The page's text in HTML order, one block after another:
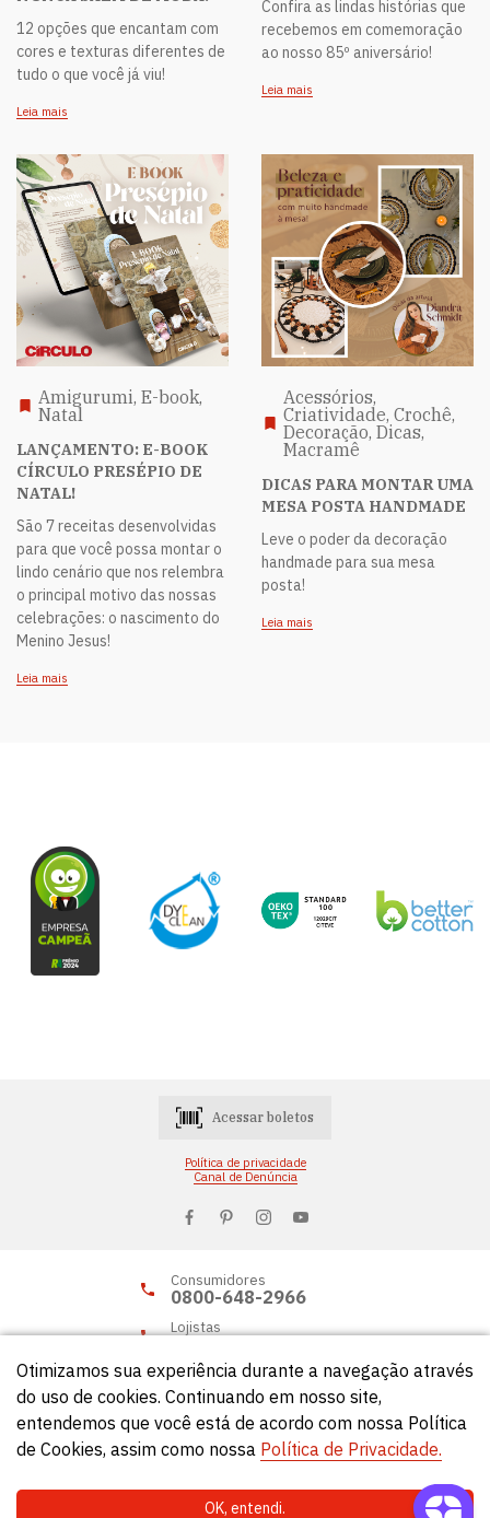
12 opções que encantam com
cores e texturas diferentes de
tudo o que você já viu!
Leia mais
Confira as lindas histórias que
recebemos em comemoração
ao nosso 85º aniversário!
Leia mais
Amigurumi, E-book,
Natal
LANÇAMENTO: E-BOOK
CÍRCULO PRESÉPIO DE
NATAL!
São 7 receitas desenvolvidas
para que você possa montar o
lindo cenário que nos relembra
o principal motivo das nossas
celebrações: o nascimento do
Menino Jesus!
Leia mais
Acessórios,
Criatividade, Crochê,
Decoração, Dicas,
Macramê
DICAS PARA MONTAR UMA
MESA POSTA HANDMADE
Leve o poder da decoração
handmade para sua mesa
posta!
Leia mais
Acessar boletos
Política de privacidade
Canal de Denúncia
Consumidores
0800-648-2966
Lojistas
© Círculo 2026 - Todos os direitos reservados.
Otimizamos sua experiência durante a navegação através
do uso de cookies. Continuando em nosso site,
entendemos que você está de acordo com nossa Política
de Cookies, assim como nossa Política de Privacidade.
OK, entendi.